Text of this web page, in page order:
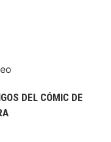
DEL CÓMIC DE